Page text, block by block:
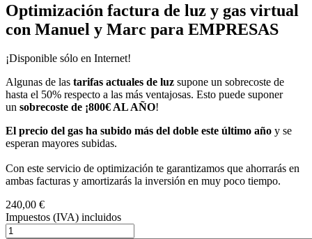
Optimización factura de luz y gas virtual
con Manuel y Marc para EMPRESAS
¡Disponible sólo en Internet!
Algunas de las tarifas actuales de luz supone un sobrecoste de
hasta el 50% respecto a las más ventajosas. Esto puede suponer
un sobrecoste de ¡800€ AL AÑO!
El precio del gas ha subido más del doble este último año y se
esperan mayores subidas.
Con este servicio de optimización te garantizamos que ahorrarás en
ambas facturas y amortizarás la inversión en muy poco tiempo.
240,00 €
Impuestos (IVA) incluidos